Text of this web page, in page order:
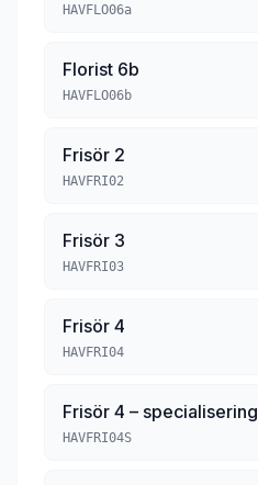
HAVFLO06a
Florist 6b
HAVFLO06b
Frisör 2
HAVFRI02
Frisör 3
HAVFRI03
Frisör 4
HAVFRI04
Frisör 4 – specialisering
HAVFRI04S